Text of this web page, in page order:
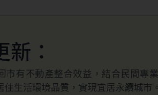
：
市有不動產整合效益，結合民間專
住生活環境品質，實現宜居永續城市